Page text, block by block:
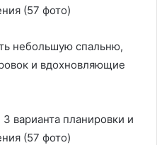
небольшую спальню,
и вдохновляющие